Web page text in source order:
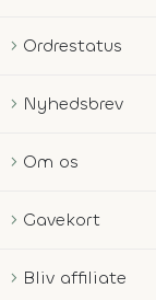
Ordrestatus
Nyhedsbrev
Om os
Gavekort
Bliv affiliate